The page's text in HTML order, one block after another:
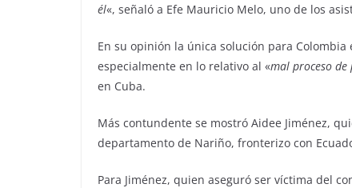
él«, señaló a Efe Mauricio Melo, uno de los
En su opinión la única solución para Colombia
especialmente en lo relativo al «mal proceso de
en Cuba.
Más contundente se mostró Aidee Jiménez,
departamento de Nariño, fronterizo con
Para Jiménez, quien aseguró ser víctima del